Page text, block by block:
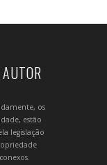
os
estão
legislação